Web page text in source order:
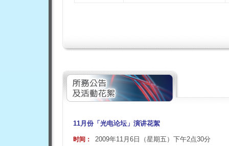
11月份「光电论坛」演讲花絮
时间： 2009年11月6日（星期五）下午2点30分